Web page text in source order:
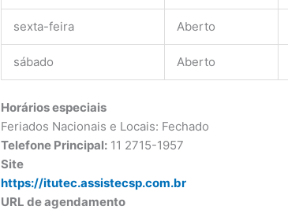
sexta-feira Aberto
sábado Aberto
Horários especiais
Feriados Nacionais e Locais: Fechado
Telefone Principal: 11 2715-1957
Site
https://itutec.assistecsp.com.br
URL de agendamento